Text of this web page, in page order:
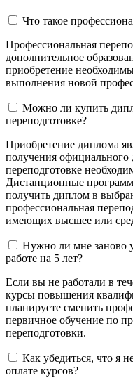
Что такое
Профессиональная
дополнительное
приобретение
выполнения новой
Можно ли купить
переподготовке?
Приобретение диплома
получения официального
переподготовке
Дистанционные
получить диплом в
профессиональная
имеющих высшее или
Нужно ли мне заново
работе на 5 лет?
Если вы не работали в
курсы повышения
планируете сменить
первичное обучение по
переподготовки.
Как убедиться, что я
оплате курсов?